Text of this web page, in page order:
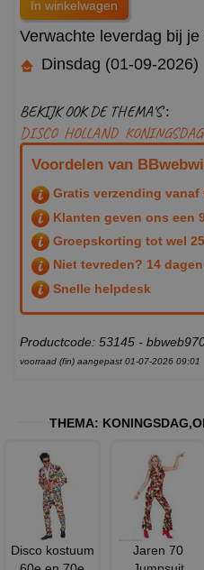
Verwachte leverdag bij je
Dinsdag (01-09-2026)
BEKIJK OOK DE THEMA'S :
DISCO HOLLAND KONINGSDAG
Voordelen van
Gratis verzending vanaf
Klanten geven ons een
Groepskorting tot wel
Niet tevreden? 14
Snelle helpdesk
Productcode: 53145 -
voorraad (fin) aangepast 01-07-2026 09:01
THEMA: KONINGSDAG,
Disco kostuum
Jaren 70